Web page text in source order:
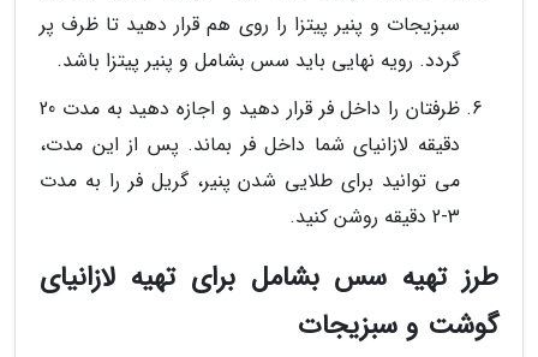
سبزیجات و پنیر پیتزا را روی هم قرار دهید تا ظرف پر
گردد. رویه نهایی باید سس بشامل و پنیر پیتزا باشد.
ظرفتان را داخل فر قرار دهید و اجازه دهید به مدت 20
دقیقه لازانیای شما داخل فر بماند. پس از این مدت،
می توانید برای طلایی شدن پنیر، گریل فر را به مدت
3-2 دقیقه روشن کنید.
طرز تهیه سس بشامل برای تهیه لازانیای
گوشت و سبزیجات